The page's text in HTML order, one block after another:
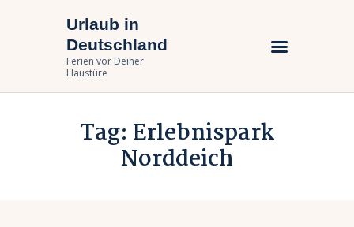
Urlaub in
Deutschland
Ferien vor Deiner
Haustüre
Tag: Erlebnispark
Norddeich
Urlaub in Deutschland
Ferien vor Deiner Haustüre
Urlaub zuhause
Bundesländer
Urlaubsarten